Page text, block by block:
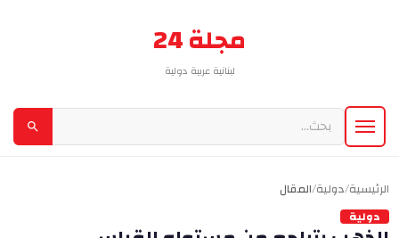
مجلة 24
لبنانية عربية دولية
الرئيسية/دولية/المقال
دولية